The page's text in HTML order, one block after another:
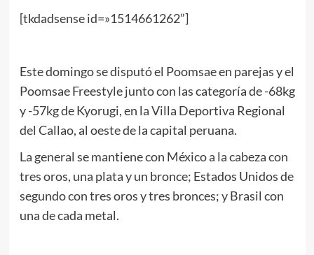
[tkdadsense id=»1514661262”]
Este domingo se disputó el Poomsae en parejas y el
Poomsae Freestyle junto con las categoría de -68kg
y -57kg de Kyorugi, en la Villa Deportiva Regional
del Callao, al oeste de la capital peruana.
La general se mantiene con México a la cabeza con
tres oros, una plata y un bronce; Estados Unidos de
segundo con tres oros y tres bronces; y Brasil con
una de cada metal.